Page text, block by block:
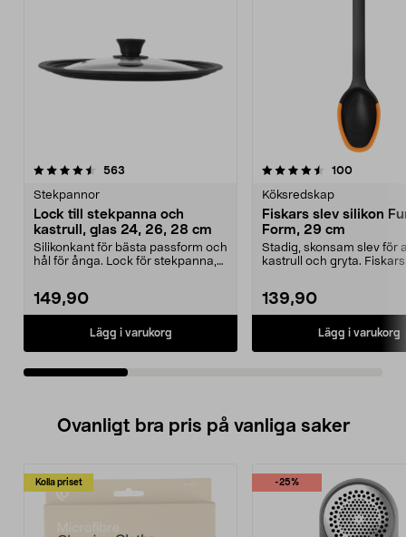
563
Stekpannor
Lock till stekpanna och
kastrull, glas 24, 26, 28 cm
Silikonkant för bästa passform och
hål för ånga. Lock för stekpanna,
149,90
Lägg i varukorg
4.5av 5 stjärnor 100
Köksredskap
Fiskars slev silikon
Form, 29 cm
Stadig, skonsam slev för
kastrull och gryta.
139,90
Lägg i varukorg
4.5av 5 stjärnor
Ovanligt bra pris på vanliga saker
Kolla priset -25%